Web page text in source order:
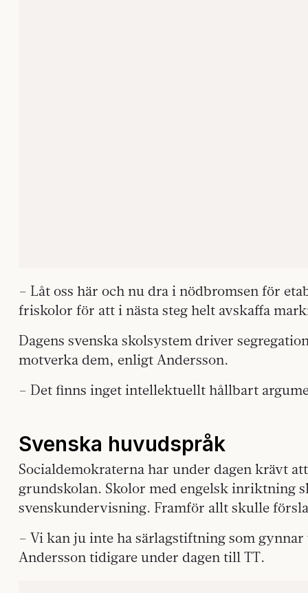
– Låt oss här och nu dra i nödbromsen för
friskolor för att i nästa steg helt avskaffa
Dagens svenska skolsystem driver
motverka dem, enligt Andersson.
– Det finns inget intellektuellt hållbart
Svenska huvudspråk
Socialdemokraterna har under dagen krävt
grundskolan. Skolor med engelsk inriktning
svenskundervisning. Framför allt skulle
– Vi kan ju inte ha särlagstiftning som
Andersson tidigare under dagen till TT.